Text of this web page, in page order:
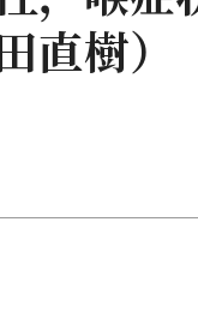
直樹）